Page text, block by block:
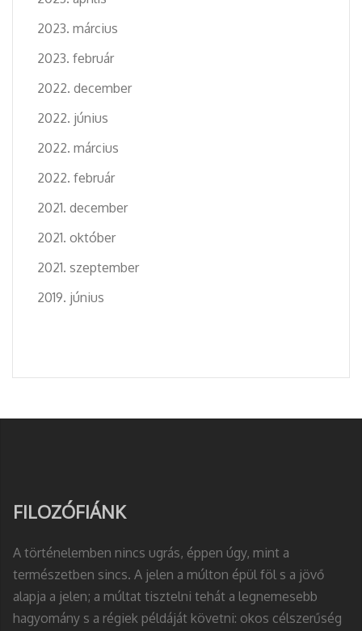
2023. március
2023. február
2022. december
2022. június
2022. március
2022. február
2021. december
2021. október
2021. szeptember
2019. június
FILOZÓFIÁNK
A történelemben nincs ugrás, éppen úgy, mint a
természetben sincs. A jelen a múlton épül föl s a jövő
alapja a jelen; a múltat tisztelni tehát a legnemesebb
hagyomány s a régiek példáját követni: okos célszerűség